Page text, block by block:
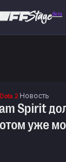
Beta
Dota 2 Новость
Spirit
уже